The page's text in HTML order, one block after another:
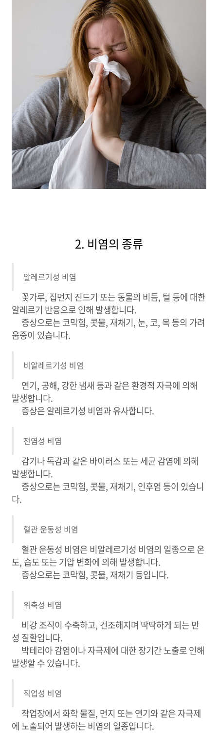
2. 비염의 종류
알레르기성 비염
꽃가루, 집먼지 진드기 또는 동물의 비듬, 털 등에 대한
알레르기 반응으로 인해 발생합니다.
증상으로는 코막힘, 콧물, 재채기, 눈, 코, 목 등의 가려
움증이 있습니다.
비알레르기성 비염
연기, 공해, 강한 냄새 등과 같은 환경적 자극에 의해
발생합니다.
증상은 알레르기성 비염과 유사합니다.
전염성 비염
감기나 독감과 같은 바이러스 또는 세균 감염에 의해
발생합니다.
증상으로는 코막힘, 콧물, 재채기, 인후염 등이 있습니
다.
혈관 운동성 비염
혈관 운동성 비염은 비알레르기성 비염의 일종으로 온
도, 습도 또는 기압 변화에 의해 발생합니다.
증상으로는 코막힘, 콧물, 재채기 등입니다.
위축성 비염
비강 조직이 수축하고, 건조해지며 딱딱하게 되는 만
성 질환입니다.
박테리아 감염이나 자극제에 대한 장기간 노출로 인해
발생할 수 있습니다.
직업성 비염
작업장에서 화학 물질, 먼지 또는 연기와 같은 자극제
에 노출되어 발생하는 비염의 일종입니다.